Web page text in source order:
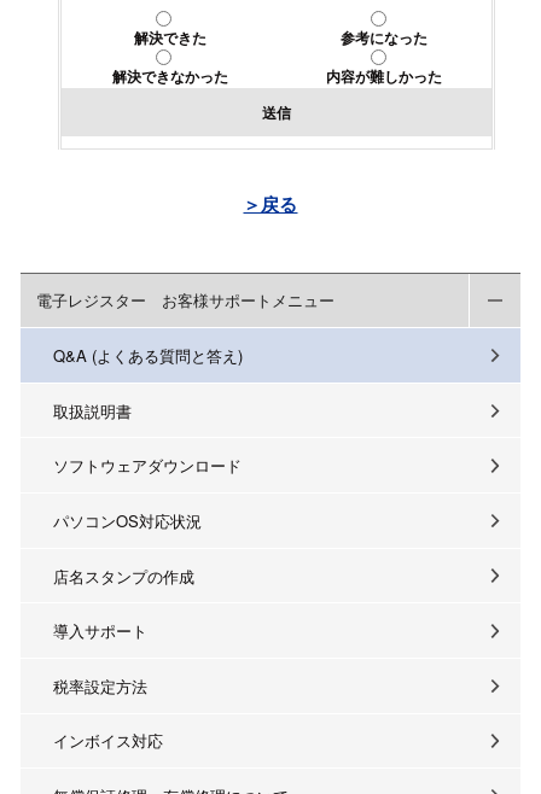
解決できた
参考になった
解決できなかった
内容が難しかった
送信
＞戻る
電子レジスター お客様サポートメニュー
Q&A (よくある質問と答え)
取扱説明書
ソフトウェアダウンロード
パソコンOS対応状況
店名スタンプの作成
導入サポート
税率設定方法
インボイス対応